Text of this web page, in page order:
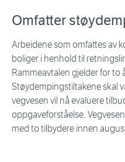
Omfatter
Arbeidene som omfattes av
boliger i henhold til
Rammeavtalen gjelder for to
Støydempingstiltakene skal
vegvesen vil nå evaluere
oppgaveforståelse.
med to tilbydere innen